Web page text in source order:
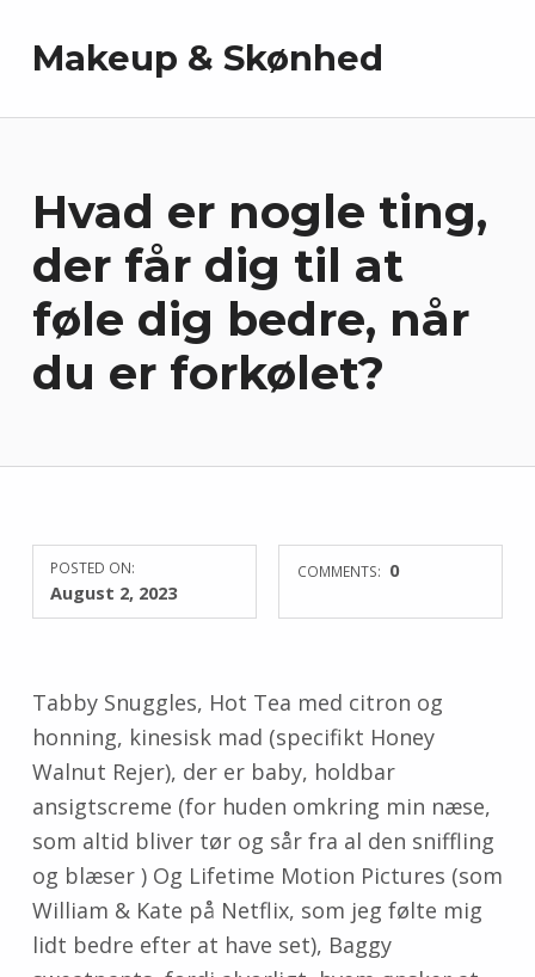
Makeup & Skønhed
Hvad er nogle ting,
der får dig til at
føle dig bedre, når
du er forkølet?
POSTED ON:
August 2, 2023
COMMENTS: 0
Tabby Snuggles, Hot Tea med citron og
honning, kinesisk mad (specifikt Honey
Walnut Rejer), der er baby, holdbar
ansigtscreme (for huden omkring min næse,
som altid bliver tør og sår fra al den sniffling
og blæser ) Og Lifetime Motion Pictures (som
William & Kate på Netflix, som jeg følte mig
lidt bedre efter at have set), Baggy